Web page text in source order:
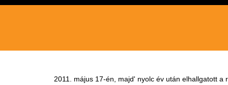
2011. május 17-én, majd' nyolc év után elhallgatott